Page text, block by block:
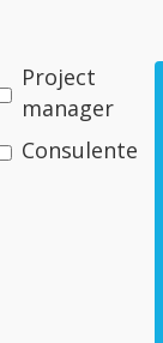
Project
manager
Consulente